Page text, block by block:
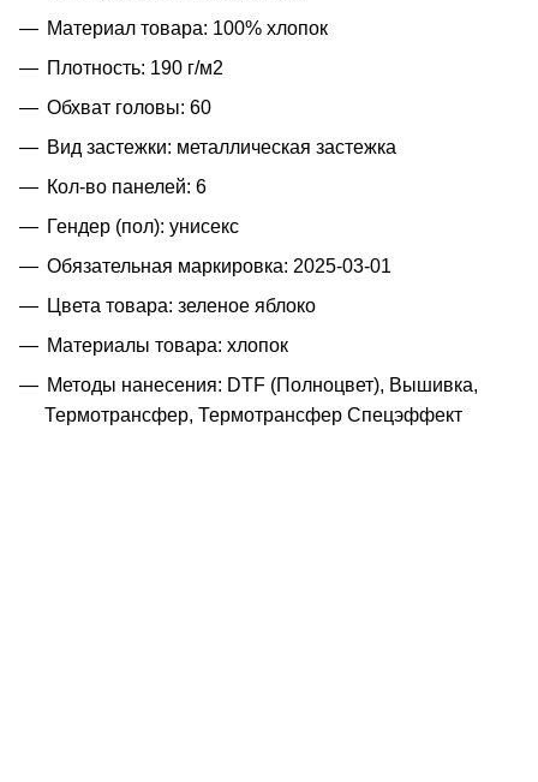
Материал товара: 100% хлопок
Плотность: 190 г/м2
Обхват головы: 60
Вид застежки: металлическая застежка
Кол-во панелей: 6
Гендер (пол): унисекс
Обязательная маркировка: 2025-03-01
Цвета товара: зеленое яблоко
Материалы товара: хлопок
Методы нанесения: DTF (Полноцвет), Вышивка,
Термотрансфер, Термотрансфер Спецэффект